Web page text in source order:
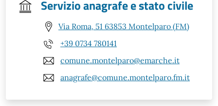
Servizio anagrafe e stato civile
Via Roma, 51 63853 Montelparo (FM)
+39 0734 780141
comune.montelparo@emarche.it
anagrafe@comune.montelparo.fm.it